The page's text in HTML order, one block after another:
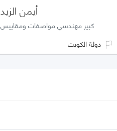
أيمن الزيد
كبير مهندسي مواصفات ومقاييس
دولة الكويت